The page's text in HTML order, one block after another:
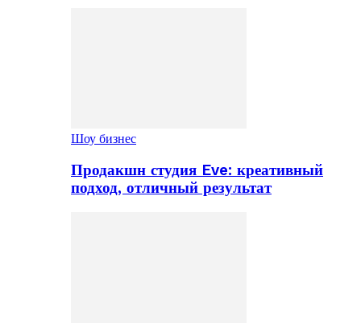
Шоу бизнес
Продакшн студия Eve: креативный
подход, отличный результат